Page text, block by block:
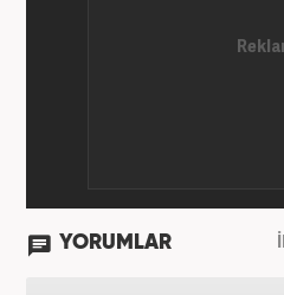
YORUMLAR